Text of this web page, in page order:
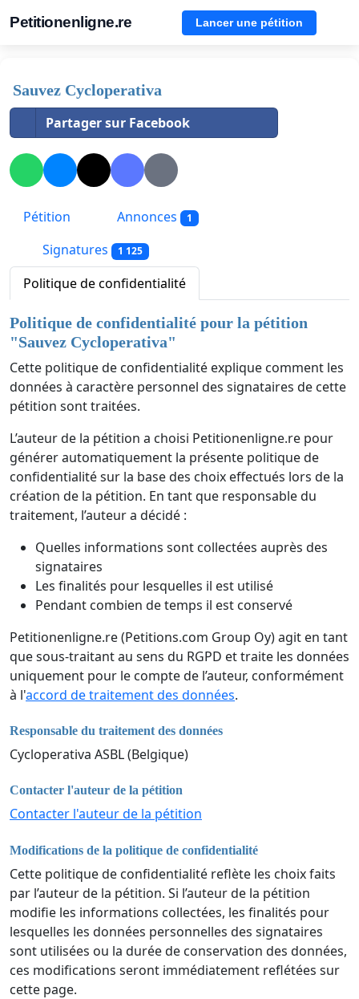
Petitionenligne.re Lancer une pétition
Sauvez Cycloperativa
Partager sur Facebook
Pétition Annonces 1
Signatures 1 125
Politique de confidentialité
Politique de confidentialité pour la pétition
"Sauvez Cycloperativa"
Cette politique de confidentialité explique comment les
données à caractère personnel des signataires de cette
pétition sont traitées.
L’auteur de la pétition a choisi Petitionenligne.re pour
générer automatiquement la présente politique de
confidentialité sur la base des choix effectués lors de la
création de la pétition. En tant que responsable du
traitement, l’auteur a décidé :
Quelles informations sont collectées auprès des
signataires
Les finalités pour lesquelles il est utilisé
Pendant combien de temps il est conservé
Petitionenligne.re (Petitions.com Group Oy) agit en tant
que sous-traitant au sens du RGPD et traite les données
uniquement pour le compte de l’auteur, conformément
à l'accord de traitement des données.
Responsable du traitement des données
Cycloperativa ASBL (Belgique)
Contacter l'auteur de la pétition
Contacter l'auteur de la pétition
Modifications de la politique de confidentialité
Cette politique de confidentialité reflète les choix faits
par l’auteur de la pétition. Si l’auteur de la pétition
modifie les informations collectées, les finalités pour
lesquelles les données personnelles des signataires
sont utilisées ou la durée de conservation des données,
ces modifications seront immédiatement reflétées sur
cette page.